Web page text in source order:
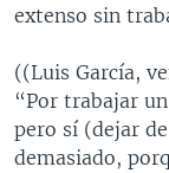
extenso sin
((Luis García,
“Por trabajar
pero sí (dejar
demasiado,